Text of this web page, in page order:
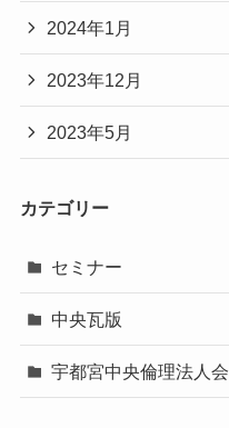
2024年1月
2023年12月
2023年5月
カテゴリー
セミナー
中央瓦版
宇都宮中央倫理法人会